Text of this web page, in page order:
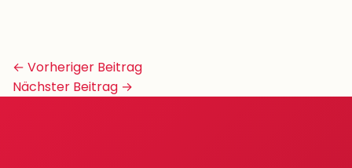
Beitrags-
Navigation
← Vorheriger Beitrag
Nächster Beitrag →